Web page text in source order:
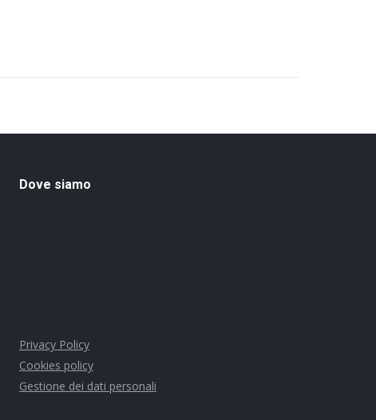
Dove siamo
Privacy Policy
Cookies policy
Gestione dei dati personali